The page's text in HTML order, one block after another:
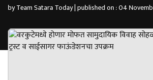
by Team Satara Today | published on : 04